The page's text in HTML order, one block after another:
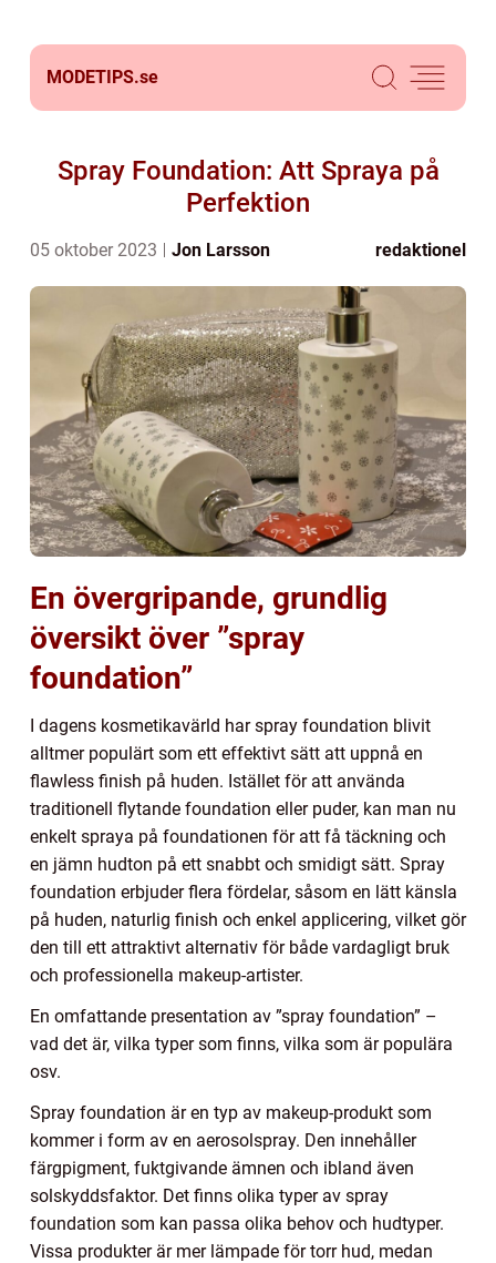
MODETIPS.se
Spray Foundation: Att Spraya på
Perfektion
05 oktober 2023 Jon Larsson redaktionel
En övergripande, grundlig
översikt över ”spray
foundation”
I dagens kosmetikavärld har spray foundation blivit
alltmer populärt som ett effektivt sätt att uppnå en
flawless finish på huden. Istället för att använda
traditionell flytande foundation eller puder, kan man nu
enkelt spraya på foundationen för att få täckning och
en jämn hudton på ett snabbt och smidigt sätt. Spray
foundation erbjuder flera fördelar, såsom en lätt känsla
på huden, naturlig finish och enkel applicering, vilket gör
den till ett attraktivt alternativ för både vardagligt bruk
och professionella makeup-artister.
En omfattande presentation av ”spray foundation” –
vad det är, vilka typer som finns, vilka som är populära
osv.
Spray foundation är en typ av makeup-produkt som
kommer i form av en aerosolspray. Den innehåller
färgpigment, fuktgivande ämnen och ibland även
solskyddsfaktor. Det finns olika typer av spray
foundation som kan passa olika behov och hudtyper.
Vissa produkter är mer lämpade för torr hud, medan